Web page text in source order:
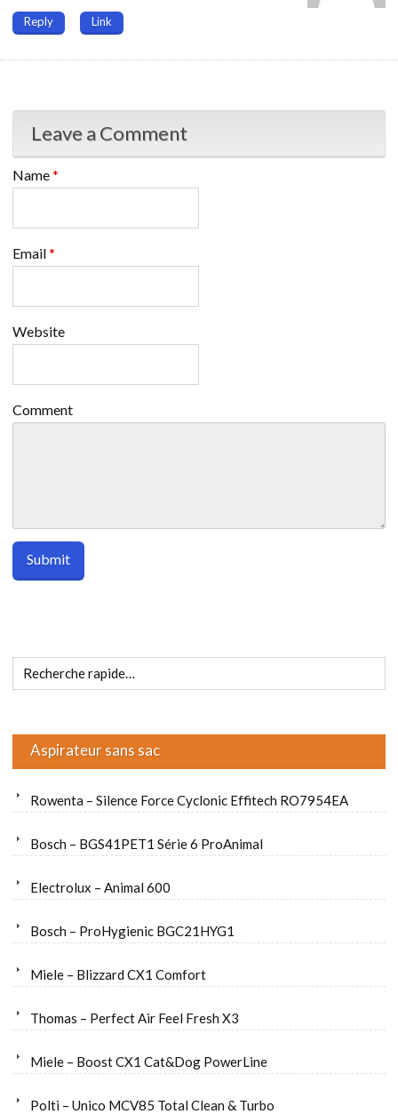
Reply Link
Leave a Comment
Name*
Email*
Website
Comment
Aspirateur sans sac
Rowenta – Silence Force Cyclonic Effitech RO7954EA
Bosch – BGS41PET1 Série 6 ProAnimal
Electrolux – Animal 600
Bosch – ProHygienic BGC21HYG1
Miele – Blizzard CX1 Comfort
Thomas – Perfect Air Feel Fresh X3
Miele – Boost CX1 Cat&Dog PowerLine
Polti – Unico MCV85 Total Clean & Turbo